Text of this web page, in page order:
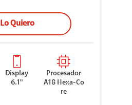
Lo Quiero
Display
6.1"
Procesador
A18 Hexa-Co
re